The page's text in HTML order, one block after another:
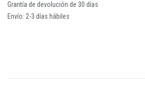
Grantía de devolución de 30 días
Envío: 2-3 días hábiles